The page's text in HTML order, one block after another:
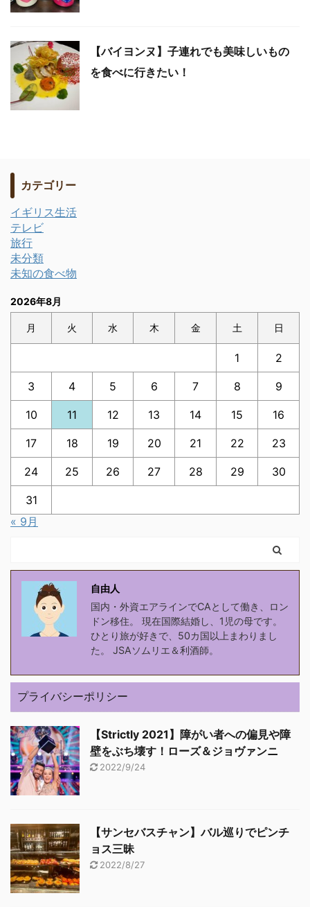
【バイヨンヌ】子連れでも美味しいもの
を食べに行きたい！
カテゴリー
イギリス生活
テレビ
旅行
未分類
未知の食べ物
2026年8月
月 火 水 木 金 土 日
1 2
3 4 5 6 7 8 9
10 11 12 13 14 15 16
17 18 19 20 21 22 23
24 25 26 27 28 29 30
31
« 9月
自由人
国内・外資エアラインでCAとして働き、ロン
ドン移住。 現在国際結婚し、1児の母です。
ひとり旅が好きで、50カ国以上まわりまし
た。 JSAソムリエ＆利酒師。
プライバシーポリシー
【Strictly 2021】障がい者への偏見や障
壁をぶち壊す！ローズ＆ジョヴァンニ
2022/9/24
【サンセバスチャン】バル巡りでピンチ
ョス三昧
2022/8/27